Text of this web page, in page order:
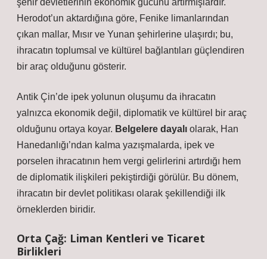
şehir devletlerinin ekonomik gücünü artırmışlardır.
Herodot’un aktardığına göre, Fenike limanlarından
çıkan mallar, Mısır ve Yunan şehirlerine ulaşırdı; bu,
ihracatın toplumsal ve kültürel bağlantıları güçlendiren
bir araç olduğunu gösterir.
Antik Çin’de ipek yolunun oluşumu da ihracatın
yalnızca ekonomik değil, diplomatik ve kültürel bir araç
olduğunu ortaya koyar. Belgelere dayalı olarak, Han
Hanedanlığı’ndan kalma yazışmalarda, ipek ve
porselen ihracatının hem vergi gelirlerini artırdığı hem
de diplomatik ilişkileri pekiştirdiği görülür. Bu dönem,
ihracatın bir devlet politikası olarak şekillendiği ilk
örneklerden biridir.
Orta Çağ: Liman Kentleri ve Ticaret
Birlikleri